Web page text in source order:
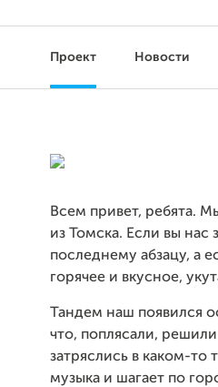
Проект Новости
Всем привет, ребята.
из Томска. Если вы нас
последнему абзацу, а
горячее и вкусное,
Тандем наш появился
что, поплясали,
затряслись в каком-то
музыка и шагает по